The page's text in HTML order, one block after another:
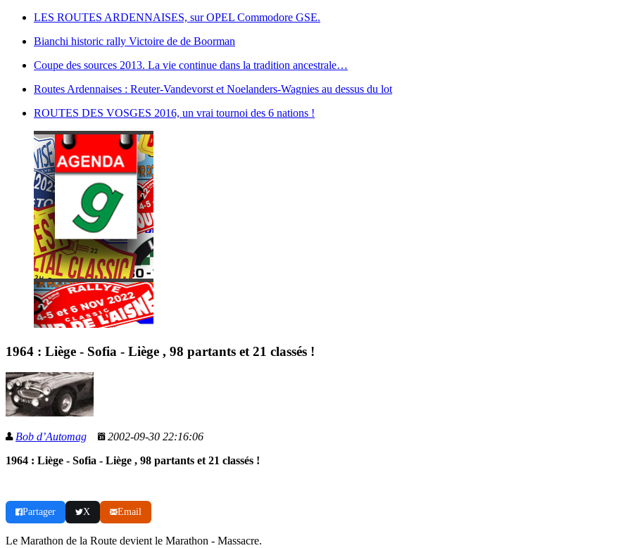
LES ROUTES ARDENNAISES, sur OPEL Commodore GSE.
Bianchi historic rally Victoire de de Boorman
Coupe des sources 2013. La vie continue dans la tradition ancestrale…
Routes Ardennaises : Reuter-Vandevorst et Noelanders-Wagnies au dessus du lot
ROUTES DES VOSGES 2016, un vrai tournoi des 6 nations !
1964 : Liège - Sofia - Liège , 98 partants et 21 classés !
Bob d’Automag
2002-09-30 22:16:06
1964 : Liège - Sofia - Liège , 98 partants et 21 classés !
Partager X Email
Le Marathon de la Route devient le Marathon - Massacre.